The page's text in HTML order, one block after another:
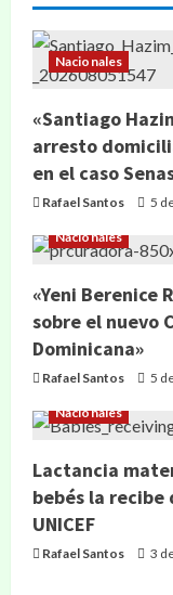
Nacionales
«Santiago
arresto
en el caso
Rafael Santos 5
Nacionales
«Yeni Berenice
sobre el nuevo
Dominicana»
Rafael Santos 5
Nacionales
Lactancia
bebés la recibe
UNICEF
Rafael Santos 3